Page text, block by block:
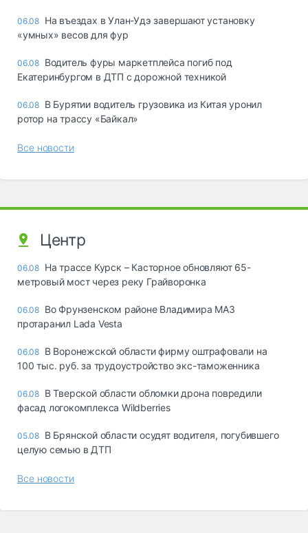
06.08 Ha въeздax в Улaн-Удэ зaвepшaют ycтaнoвкy
«yмныx» вecoв для фyp
06.08 Водитель фуры маркетплейса погиб под
Екатеринбургом в ДТП с дорожной техникой
06.08 В Бурятии водитель грузовика из Китая уронил
ротор на трассу «Байкал»
Все новости
Центр
06.08 На трассе Курск – Касторное обновляют 65-
метровый мост через реку Грайворонка
06.08 Во Фрунзенском районе Владимира МАЗ
протаранил Lada Vesta
06.08 В Воронежской области фирму оштрафовали на
100 тыс. руб. за трудоустройство экс-таможенника
06.08 В Тверской области обломки дрона повредили
фасад логокомплекса Wildberries
05.08 В Брянской области осудят водителя, погубившего
целую семью в ДТП
Все новости